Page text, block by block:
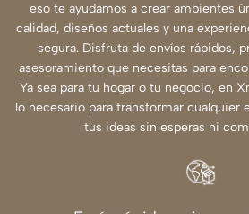
eso te ayudamos a crear ambientes
calidad, diseños actuales y una
segura. Disfruta de envíos rápidos,
asesoramiento que necesitas para
Ya sea para tu hogar o tu negocio, en
lo necesario para transformar cualquier
tus ideas sin esperas ni